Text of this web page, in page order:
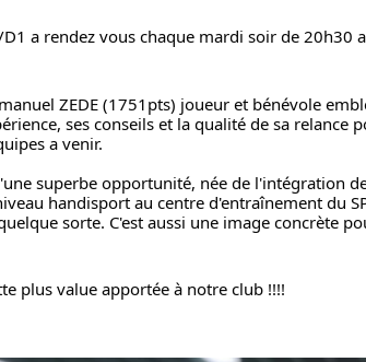
a rendez vous chaque mardi soir de 20h30
ZEDE (1751pts) joueur et bénévole
ses conseils et la qualité de sa relance
a venir.
superbe opportunité, née de l'intégration
handisport au centre d'entraînement du
sorte. C'est aussi une image concrète
plus value apportée à notre club !!!!